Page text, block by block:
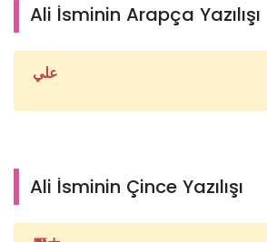
Ali İsminin Arapça Yazılışı
علي
Ali İsminin Çince Yazılışı